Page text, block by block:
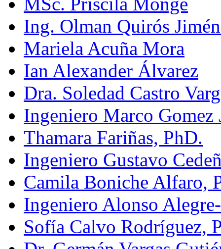
Ing. Olman Quirós
Mariela Acuña Mora
Ian Alexander Álvarez
Dra. Soledad Castro
Ingeniero Marco Gomez
Thamara Fariñas, PhD.
Ingeniero Gustavo
Camila Boniche Alfaro,
Ingeniero Alonso
Sofía Calvo Rodríguez,